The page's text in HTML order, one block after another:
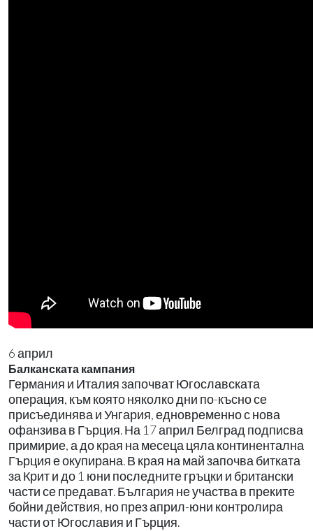
6 април
Балканската кампания
Германия и Италия започват Югославската
операция, към която няколко дни по-късно се
присъединява и Унгария, едновременно с нова
офанзива в Гърция. На 17 април Белград подписва
примирие, а до края на месеца цяла континентална
Гърция е окупирана. В края на май започва битката
за Крит и до 1 юни последните гръцки и британски
части се предават. България не участва в преките
бойни действия, но през април-юни контролира
части от Югославия и Гърция.